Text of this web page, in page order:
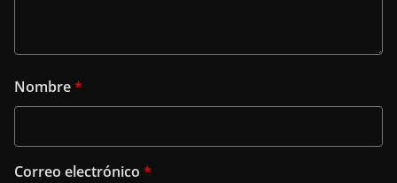
Nombre*
Correo electrónico *